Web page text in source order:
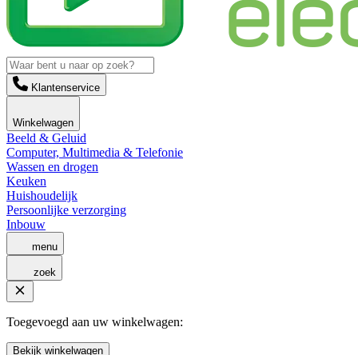
Klantenservice
Winkelwagen
Beeld & Geluid
Computer, Multimedia & Telefonie
Wassen en drogen
Keuken
Huishoudelijk
Persoonlijke verzorging
Inbouw
menu
zoek
Toegevoegd aan uw winkelwagen:
Bekijk winkelwagen